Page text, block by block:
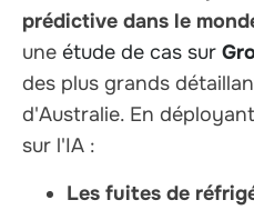
prédictive dans le
une étude de cas sur
des plus grands
d'Australie. En
sur l'IA :
Les fuites de